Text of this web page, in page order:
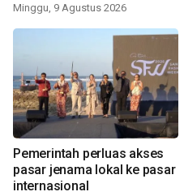
Minggu, 9 Agustus 2026
Pemerintah perluas akses
pasar jenama lokal ke pasar
internasional